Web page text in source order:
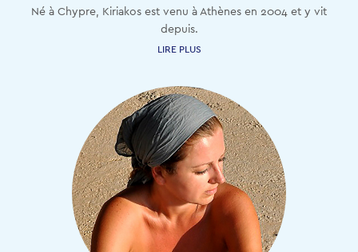
Né à Chypre, Kiriakos est venu àAthènes en 2004 et y vit
depuis.
LIRE PLUS